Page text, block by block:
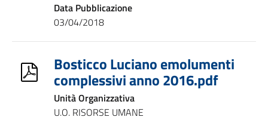
Data Pubblicazione
03/04/2018
Bosticco Luciano emolumenti
complessivi anno 2016.pdf
Unità Organizzativa
U.O. RISORSE UMANE